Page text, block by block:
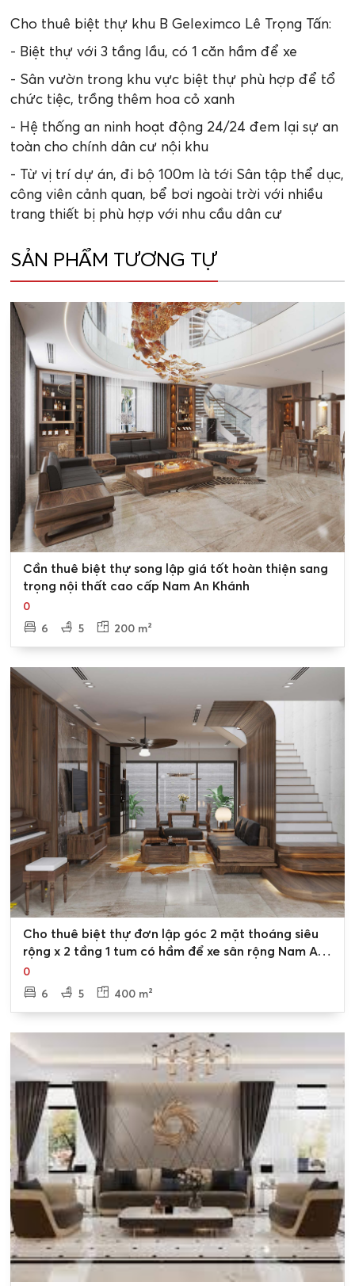
Cho thuê biệt thự khu B Geleximco Lê Trọng Tấn:
- Biệt thự với 3 tầng lầu, có 1 căn hầm để xe
- Sân vườn trong khu vực biệt thự phù hợp để tổ
chức tiệc, trồng thêm hoa cỏ xanh
- Hệ thống an ninh hoạt động 24/24 đem lại sự an
toàn cho chính dân cư nội khu
- Từ vị trí dự án, đi bộ 100m là tới Sân tập thể dục,
công viên cảnh quan, bể bơi ngoài trời với nhiều
trang thiết bị phù hợp với nhu cầu dân cư
SẢN PHẨM TƯƠNG TỰ
Cần thuê biệt thự song lập giá tốt hoàn thiện sang
trọng nội thất cao cấp Nam An Khánh
0
6
5 200 m²
Cho thuê biệt thự đơn lập góc 2 mặt thoáng siêu
rộng x 2 tầng 1 tum có hầm để xe sân rộng Nam An
Khánh
0
6
5 400 m²